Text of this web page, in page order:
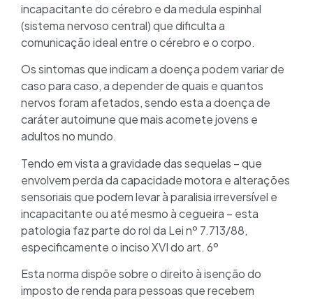
incapacitante do cérebro e da medula espinhal
(sistema nervoso central) que dificulta a
comunicação ideal entre o cérebro e o corpo.
Os sintomas que indicam a doença podem variar de
caso para caso, a depender de quais e quantos
nervos foram afetados, sendo esta a doença de
caráter autoimune que mais acomete jovens e
adultos no mundo.
Tendo em vista a gravidade das sequelas – que
envolvem perda da capacidade motora e alterações
sensoriais que podem levar à paralisia irreversível e
incapacitante ou até mesmo à cegueira – esta
patologia faz parte do rol da Lei nº 7.713/88,
especificamente o inciso XVI do art. 6º
Esta norma dispõe sobre o direito à isenção do
imposto de renda para pessoas que recebem